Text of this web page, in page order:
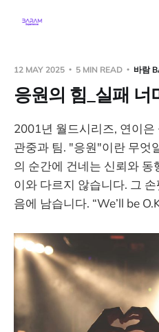
12 MAY 2025 5 MIN READ 바람
응원의 힘_실패 너
2001년 월드시리즈, 연이
관중과 팀. "응원"이란 무엇
의 순간에 건네는 신뢰와 동
이와 다르지 않습니다. 그
음에 남습니다. “We’ll be